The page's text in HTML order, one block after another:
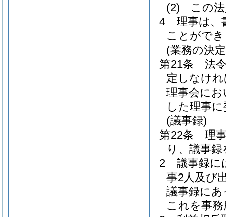
(2)
この
4
理事は、
ことがで
(業務の決
第21条
法
定しなけ
理事会に
した理事
(議事録)
第22条
理
り、議事
2
議事録に
事2人及び
議事録に
これを事